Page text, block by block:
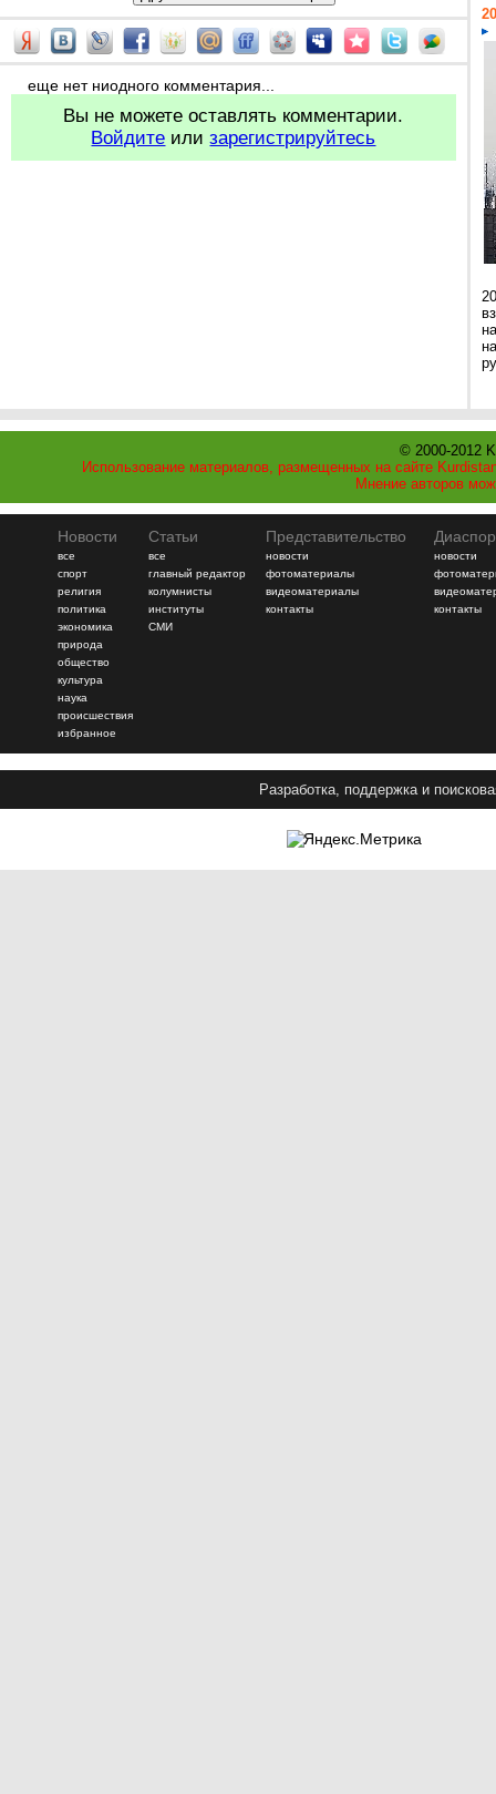
еще нет ниодного комментария...
Вы не можете оставлять комментарии.
Войдите илизарегистрируйтесь
© 2000-2012
Использование материалов, размещенных на сайте
Мнение авторов
Новости
все
спорт
религия
политика
экономика
природа
общество
культура
наука
происшествия
избранное
Статьи
все
главный редактор
колумнисты
институты
СМИ
Представительство
новости
фотоматериалы
видеоматериалы
контакты
новости
контакты
Разработка, поддержка и